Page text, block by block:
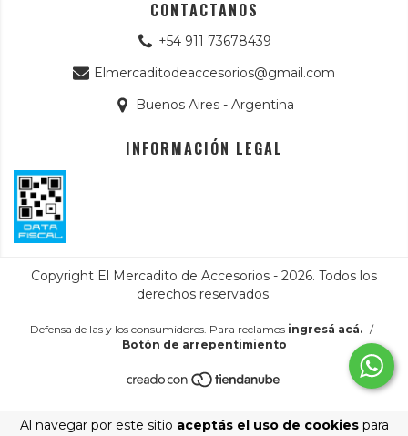
Al navegar por este sitio aceptás el uso de cookiespara
CONTACTANOS
+54 911 73678439
Elmercaditodeaccesorios@gmail.com
Buenos Aires - Argentina
INFORMACIÓN LEGAL
Copyright El Mercadito de Accesorios - 2026. Todos los
derechos reservados.
Defensa de las y los consumidores. Para reclamos ingresá acá. /
Botón de arrepentimiento